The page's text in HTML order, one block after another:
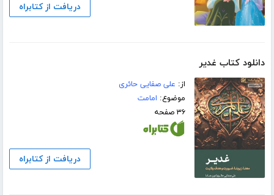
دریافت از کتابراه
دانلود کتاب غدیر
از: علی صفایی حائری
موضوع: امامت
۳۶ صفحه
دریافت از کتابراه